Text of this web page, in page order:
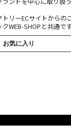
リーECサイトから
WEB-SHOPと共通です
お気に入り